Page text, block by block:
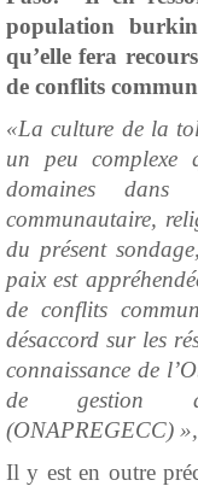
population
qu’elle fera
de conflits
«La culture de la
un peu complexe
domaines dans
communautaire,
du présent
paix est
de conflits
désaccord sur les
connaissance de
de gestion
(ONAPREGECC) »,
Il y est en outre